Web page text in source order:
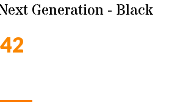
Generation - Black